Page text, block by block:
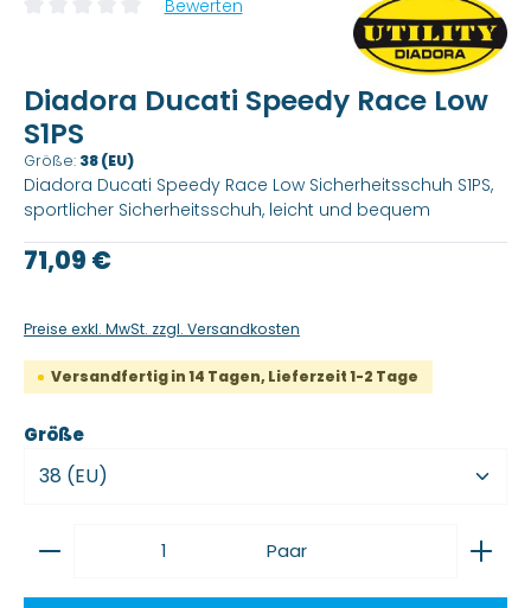
Durchschnittliche Bewertung von 0 von 5 Sternen
Bewerten
Diadora Ducati Speedy Race Low
S1PS
Größe: 38 (EU)
Diadora Ducati Speedy Race Low Sicherheitsschuh S1PS,
sportlicher Sicherheitsschuh, leicht und bequem
Regulärer Preis:
71,09 €
Preise exkl. MwSt. zzgl. Versandkosten
Versandfertig in 14 Tagen, Lieferzeit 1-2 Tage
Größeauswählen
Produkt Anzahl: Gib den gewünschten Wert
Paar